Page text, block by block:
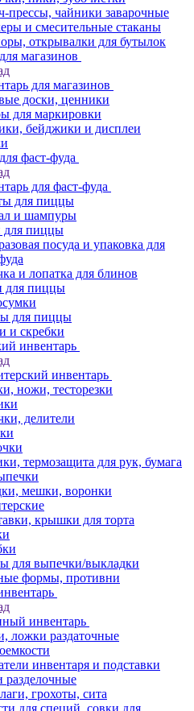
прессы, чайники заварочные
и смесительные стаканы
открывалки для бутылок
магазинов
для магазинов
доски, ценники
для маркировки
бейджики и дисплеи
фаст-фуда
для фаст-фуда
для пиццы
и шампуры
пиццы
посуда и упаковка для
и лопатка для блинов
для пиццы
для пиццы
и скребки
инвентарь
инвентарь
ножи, тесторезки
делители
термозащита для рук, бумага
мешки, воронки
крышки для торта
для выпечки/выкладки
формы, противни
инвентарь
ложки раздаточные
инвентаря и подставки
разделочные
грохоты, сита
для специй, совки для